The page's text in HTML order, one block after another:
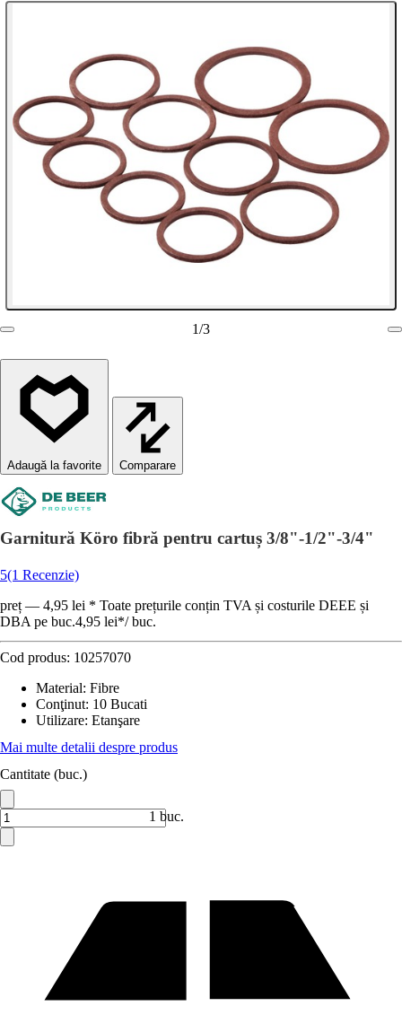
1/3
Comparare
Garnitură Köro fibră pentru cartuș 3/8"-1/2"-3/4"
5(1 Recenzie)
preț — 4,95 lei * Toate prețurile conțin TVA și costurile DEEE și
DBA pe buc.4,95 lei*/ buc.
Cod produs: 10257070
Material: Fibre
Conţinut: 10 Bucati
Utilizare: Etanşare
Mai multe detalii despre produs
Cantitate (buc.)
1 buc.